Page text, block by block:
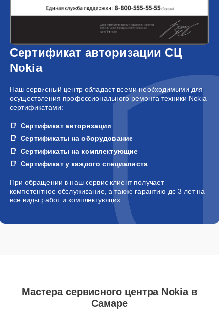
Сертификат авторизации СЦ
Nokia
Наш сервисный центр обладает всеми необходимыми для
осуществления профессионального ремонта техники Nokia
сертификатами:
Сертификат авторизации
Сертификаты на оборудование
Сертификаты на комплектующие
Сертификат у каждого специалиста
При обращении в наш сервис клиент получает
компетентное обслуживание, а также гарантию до 3 лет на
все виды работ и комплектующих.
Мастера сервисного центра Nokia в
Самаре